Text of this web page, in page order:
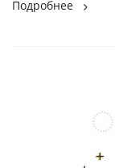
Подробнее